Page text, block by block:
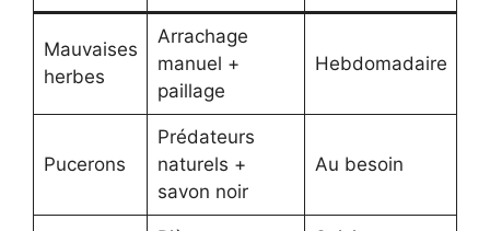
Mauvaises
herbes
Arrachage
manuel +
paillage
Hebdomadaire
Pucerons
Prédateurs
naturels +
savon noir
Au besoin